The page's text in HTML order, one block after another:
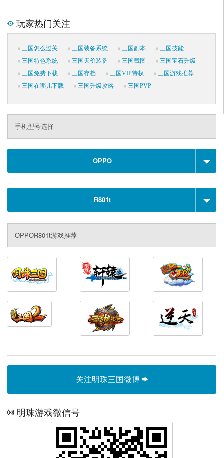
玩家热门关注
三国怎么过关 三国装备系统 三国副本
三国技能
三国特色系统
三国天价装备 三国截图
三国宝石升级
三国免费下载
三国存档 三国VIP特权
三国游戏推荐
三国在哪儿下载
三国升级攻略 三国PVP
手机型号选择
OPPO
R801t
OPPOR801t游戏推荐
关注明珠三国微博
明珠游戏微信号